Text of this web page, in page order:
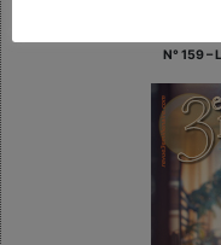
N° 159